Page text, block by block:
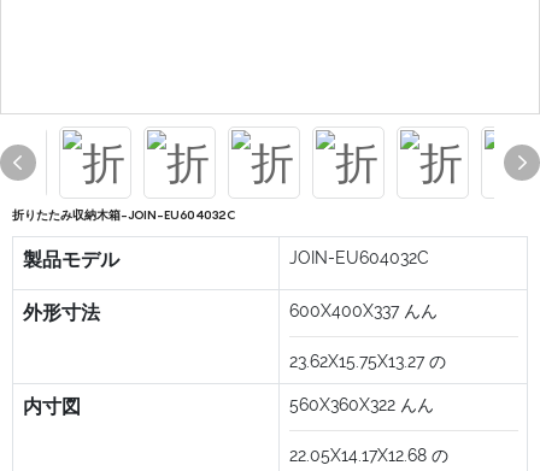
折りたたみ収納木箱-JOIN-EU604032C
製品モデル JOIN-EU604032C
外形寸法 600X400X337 んん
23.62X15.75X13.27の
内寸図 560X360X322 んん
22.05X14.17X12.68 の